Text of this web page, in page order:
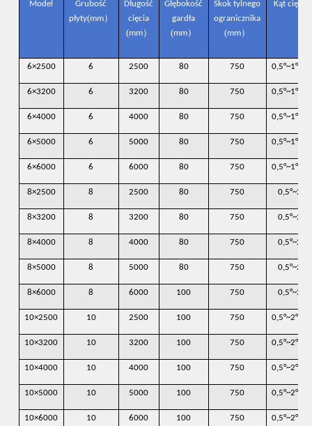
Model
Grubość
płyty(mm）
Długość
cięcia
(mm）
Głębokość
gardła
(mm）
Skok tylnego
ogranicznika
(mm）
Kąt cięcia
6×2500 6 2500 80 750 0,5°~1°30′
6×3200 6 3200 80 750 0,5°~1°30′
6×4000 6 4000 80 750 0,5°~1°30′
6×5000 6 5000 80 750 0,5°~1°30′
6×6000 6 6000 80 750 0,5°~1°30′
8×2500 8 2500 80 750 0,5°~2°
8×3200 8 3200 80 750 0,5°~2°
8×4000 8 4000 80 750 0,5°~2°
8×5000 8 5000 80 750 0,5°~2°
8×6000 8 6000 100 750 0,5°~2°
10×2500 10 2500 100 750 0,5°~2°30′
10×3200 10 3200 100 750 0,5°~2°30′
10×4000 10 4000 100 750 0,5°~2°30′
10×5000 10 5000 100 750 0,5°~2°30′
10×6000 10 6000 100 750 0,5°~2°30′